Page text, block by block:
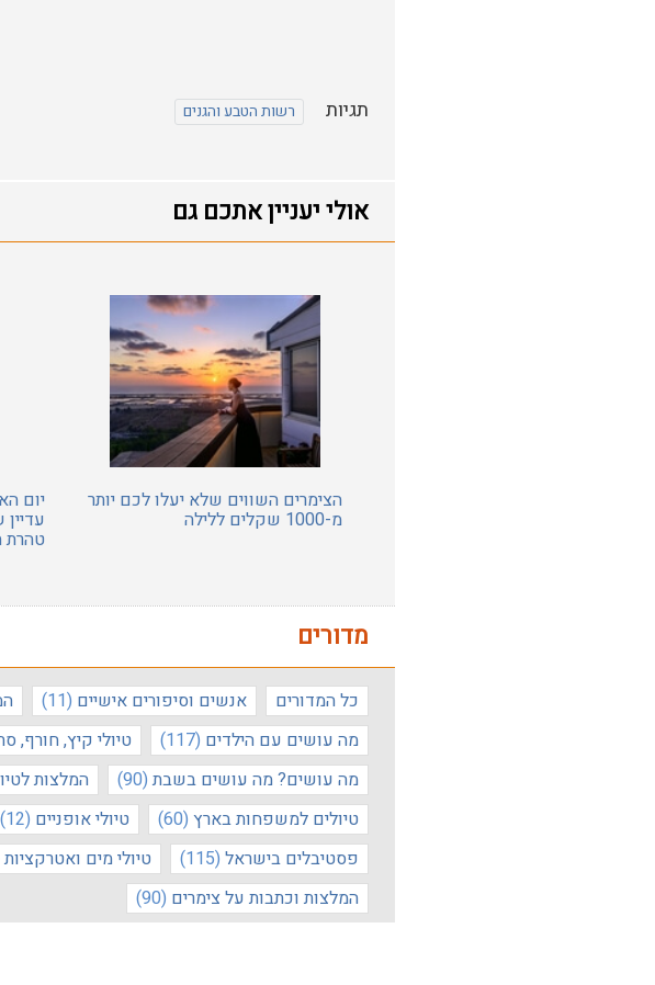
תגיות רשות הטבע והגנים
אולי יעניין אתכם גם
הצימרים השווים שלא יעלו לכם יותר
מ-1000 שקלים ללילה
יום
טהרת
מדורים
כל המדורים אנשים וסיפורים אישיים (11)
מה עושים עם הילדים (117) טיולי קיץ, חורף,
מה עושים? מה עושים בשבת (90) המלצות
טיולים למשפחות בארץ (60) טיולי אופניים (12)
פסטיבלים בישראל (115) טיולי מים ואטרקציות
המלצות וכתבות על צימרים (90)